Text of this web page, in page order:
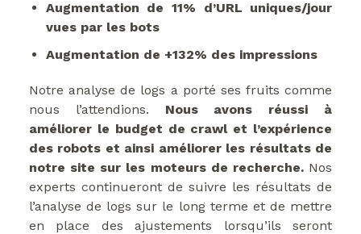
Augmentation de 11% d’URL uniques/jour
vues par les bots
Augmentation de +132% des impressions
Notre analyse de logs a porté ses fruits comme
nous l’attendions. Nous avons réussi à
améliorer le budget de crawl et l’expérience
des robots et ainsi améliorer les résultats de
notre site sur les moteurs de recherche.Nos
experts continueront de suivre les résultats de
l’analyse de logs sur le long terme et de mettre
en place des ajustements lorsqu’ils seront